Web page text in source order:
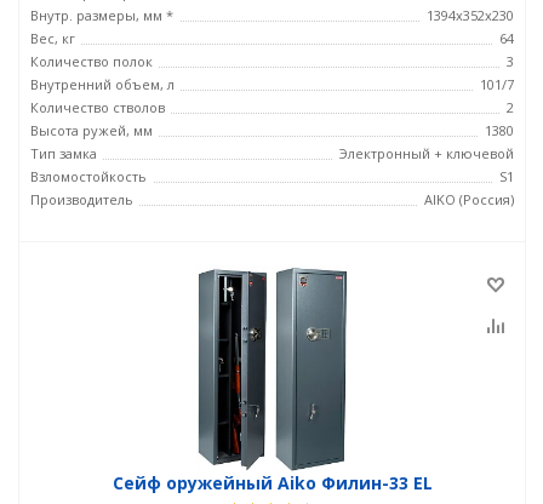
Внутр. размеры, мм *
1394x352x230
Вес, кг
64
Количество полок
3
Внутренний объем, л
101/7
Количество стволов
2
Высота ружей, мм
1380
Тип замка
Электронный + ключевой
Взломостойкость
S1
Производитель
AIKO (Россия)
Сейф оружейный Aiko Филин-33 EL